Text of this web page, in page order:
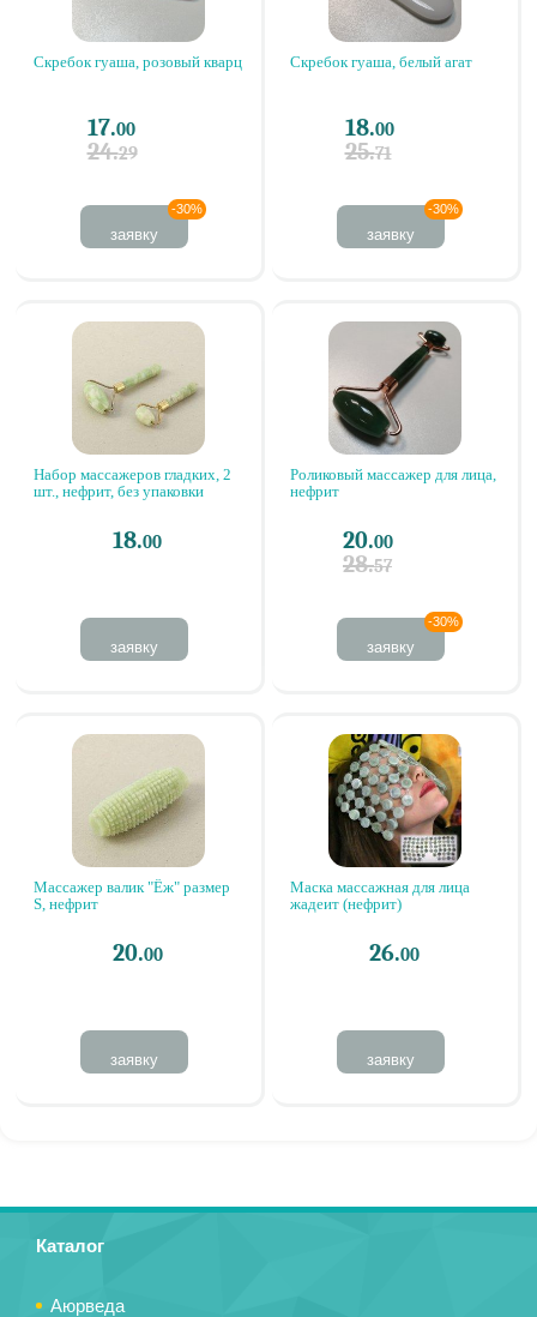
Скребок гуаша, розовый кварц
17.00
24.29
-30%
заявку
Скребок гуаша, белый агат
18.00
25.71
-30%
заявку
Набор массажеров гладких, 2
шт., нефрит, без упаковки
18.00
заявку
Роликовый массажер для лица,
нефрит
20.00
28.57
-30%
заявку
Массажер валик "Ёж" размер
S, нефрит
20.00
заявку
Маска массажная для лица
жадеит (нефрит)
26.00
заявку
Каталог
Аюрведа